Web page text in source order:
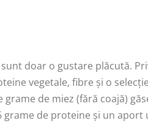
doar o gustare plăcută.
vegetale, fibre și o
de miez (fără coajă)
de proteine și un aport